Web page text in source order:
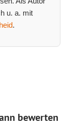
u. a. mit
.
bewerten